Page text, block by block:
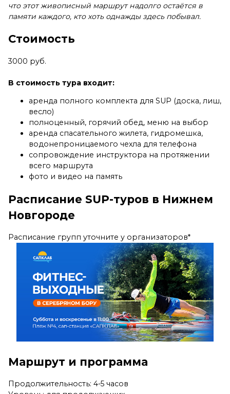
что этот живописный маршрут надолго остаётся в
памяти каждого, кто хоть однажды здесь побывал.
Стоимость
3000 руб.
В стоимость тура входит:
аренда полного комплекта для SUP (доска, лиш,
весло)
полноценный, горячий обед, меню на выбор
аренда спасательного жилета, гидромешка,
водонепроницаемого чехла для телефона
сопровождение инструктора на протяжении
всего маршрута
фото и видео на память
Расписание SUP-туров в Нижнем
Новгороде
Расписание групп уточните у организаторов*
Маршрут и программа
Продолжительность: 4-5 часов